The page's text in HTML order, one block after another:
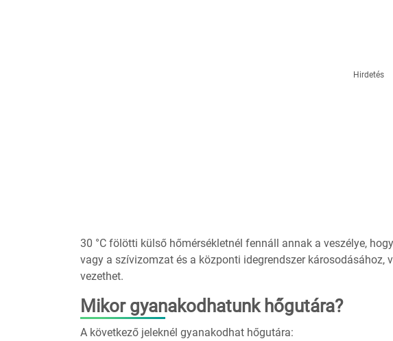
Hirdetés
30 °C fölötti külső hőmérsékletnél fennáll annak a veszélye,
vagy a szívizomzat és a központi idegrendszer károsodásához,
vezethet.
Mikor gyanakodhatunk hőgutára?
A következő jeleknél gyanakodhat hőgutára: